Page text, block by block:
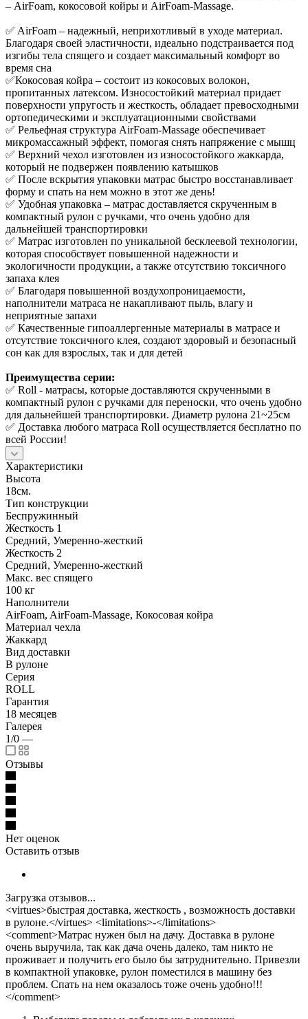
– AirFoam, кокосовой койры и AirFoam-Massage.
✅ AirFoam – надежный, неприхотливый в уходе материал.
Благодаря своей эластичности, идеально подстраивается под
изгибы тела спящего и создает максимальный комфорт во
время сна
✅Кокосовая койра – состоит из кокосовых волокон,
пропитанных латексом. Износостойкий материал придает
поверхности упругость и жесткость, обладает превосходными
ортопедическими и эксплуатационными свойствами
✅ Рельефная структура AirFoam-Massage обеспечивает
микромассажный эффект, помогая снять напряжение с мышц
✅ Верхний чехол изготовлен из износостойкого жаккарда,
который не подвержен появлению катышков
✅ После вскрытия упаковки матрас быстро восстанавливает
форму и спать на нем можно в этот же день!
✅ Удобная упаковка – матрас доставляется скрученным в
компактный рулон с ручками, что очень удобно для
дальнейшей транспортировки
✅ Матрас изготовлен по уникальной бесклеевой технологии,
которая способствует повышенной надежности и
экологичности продукции, а также отсутствию токсичного
запаха клея
✅ Благодаря повышенной воздухопроницаемости,
наполнители матраса не накапливают пыль, влагу и
неприятные запахи
✅ Качественные гипоаллергенные материалы в матрасе и
отсутствие токсичного клея, создают здоровый и безопасный
сон как для взрослых, так и для детей
Преимущества серии:
✅ Roll - матрасы, которые доставляются скрученными в
компактный рулон с ручками для переноски, что очень удобно
для дальнейшей транспортировки. Диаметр рулона 21~25см
✅ Доставка любого матраса Roll осуществляется бесплатно по
всей России!
Характеристики
Высота
18см.
Тип конструкции
Беспружинный
Жесткость 1
Средний, Умеренно-жесткий
Жесткость 2
Средний, Умеренно-жесткий
Макс. вес спящего
100 кг
Наполнители
AirFoam, AirFoam-Massage, Кокосовая койра
Материал чехла
Жаккард
Вид доставки
В рулоне
Серия
ROLL
Гарантия
18 месяцев
Галерея
1/0 —
Отзывы
Нет оценок
Оставить отзыв
Загрузка отзывов...
<virtues>быстрая доставка, жесткость , возможность доставки
в рулоне.</virtues> <limitations>-</limitations>
<comment>Матрас нужен был на дачу. Доставка в рулоне
очень выручила, так как дача очень далеко, там никто не
проживает и получить его было бы затруднительно. Привезли
в компактной упаковке, рулон поместился в машину без
проблем. Спать на нем оказалось тоже очень удобно!!!
</comment>